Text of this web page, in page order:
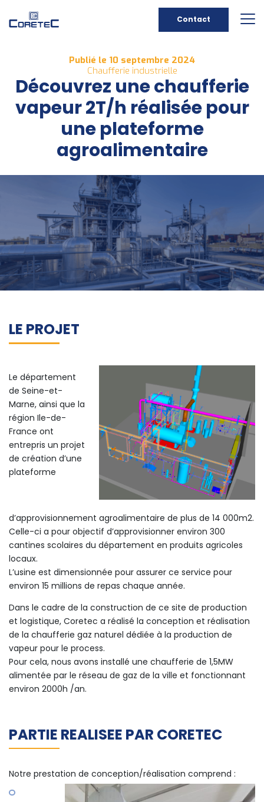
Contact
Publié le 10 septembre 2024
Chaufferie industrielle
Découvrez une chaufferie
vapeur 2T/h réalisée pour
une plateforme
agroalimentaire
LE PROJET
Le département
de Seine-et-
Marne, ainsi que la
région Ile-de-
France ont
entrepris un projet
de création d’une
plateforme
d’approvisionnement agroalimentaire de plus de 14 000m2.
Celle-ci a pour objectif d’approvisionner environ 300
cantines scolaires du département en produits agricoles
locaux.
L’usine est dimensionnée pour assurer ce service pour
environ 15 millions de repas chaque année.
Dans le cadre de la construction de ce site de production
et logistique, Coretec a réalisé la conception et réalisation
de la chaufferie gaz naturel dédiée à la production de
vapeur pour le process.
Pour cela, nous avons installé une chaufferie de 1,5MW
alimentée par le réseau de gaz de la ville et fonctionnant
environ 2000h /an.
PARTIE REALISEE PAR CORETEC
Notre prestation de conception/réalisation comprend :